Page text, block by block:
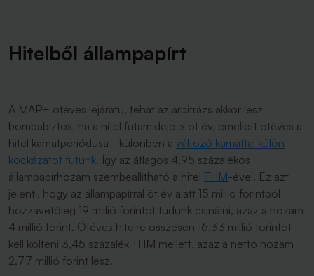
Hitelből állampapírt
A MÁP+ ötéves lejáratú, tehát az arbitrázs akkor lesz
bombabiztos, ha a hitel futamideje is öt év, emellett ötéves a
hitel kamatperiódusa - különben a változó kamattal külön
kockázatot futunk. Így az átlagos 4,95 százalékos
állampapírhozam szembeállítható a hitel THM-ével. Ez azt
jelenti, hogy az állampapírral öt év alatt 15 millió forintból
hozzávetőleg 19 millió forintot tudunk csinálni, azaz a hozam
4 millió forint. Ötéves hitelre összesen 16,33 millió forintot
kell költeni 3,45 százalék THM mellett, azaz a nettó hozam
2,77 millió forint lesz.